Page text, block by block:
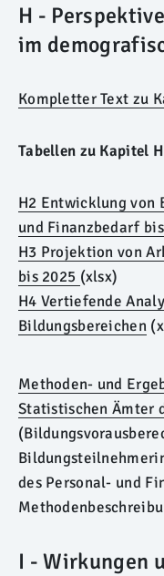
H -
im
Kompletter Text zu
Tabellen zu Kapitel H
H2 Entwicklung von
und Finanzbedarf
H3 Projektion von
bis 2025 (xlsx)
H4 Vertiefende
Bildungsbereichen
Methoden- und
Statistischen Ämter
des Personal- und
I - Wirkungen